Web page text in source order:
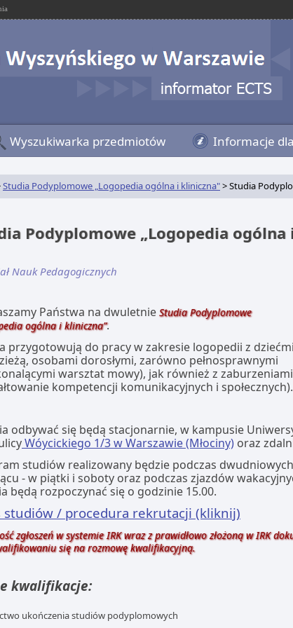
Wyszukiwarka przedmiotów Informacje
Studia Podyplomowe „Logopedia ogólna i kliniczna"> Studia
Podyplomowe „Logopedia
Nauk Pedagogicznych
Państwa na dwuletnie Studia Podyplomowe
ogólna i kliniczna”.
przygotowują do pracy w zakresie logopedii z
osobami dorosłymi, zarówno pełnosprawnymi
warsztat mowy), jak również z zaburzeniami
kompetencji komunikacyjnych i społecznych).
odbywać się będą stacjonarnie, w kampusie
Wóycickiego 1/3 w Warszawie (Młociny) oraz
studiów realizowany będzie podczas
- w piątki i soboty oraz podczas zjazdów
będą rozpoczynać się o godzinie 15.00.
studiów / procedura rekrutacji (kliknij)
zgłoszeń w systemie IRK wraz z prawidłowo złożoną w IRK
się na rozmowę kwalifikacyjną.
kwalifikacje:
ukończenia studiów podyplomowych